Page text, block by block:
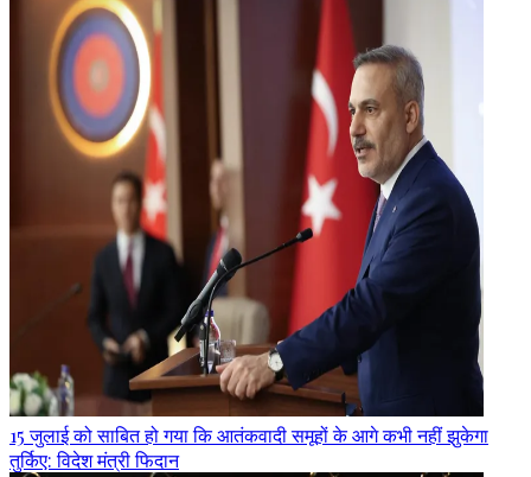
15 जुलाई को साबित हो गया कि आतंकवादी समूहों के आगे कभी नहीं झुकेगा
तुर्किए: विदेश मंत्री फिदान